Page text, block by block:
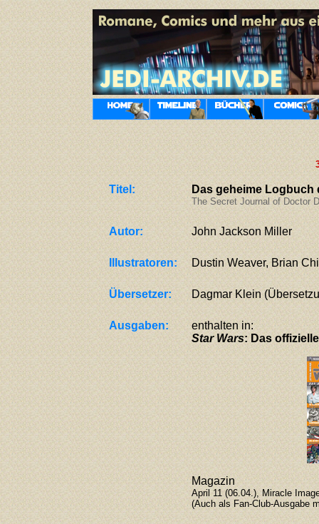
Titel: Das geheime Logbuch
The Secret Journal of Doctor
Autor: John Jackson Miller
Illustratoren: Dustin Weaver, Brian
Übersetzer: Dagmar Klein
Ausgaben:
enthalten in:
Star Wars: Das
Magazin
April 11 (06.04.), Miracle
(Auch als Fan-Club-Ausgabe